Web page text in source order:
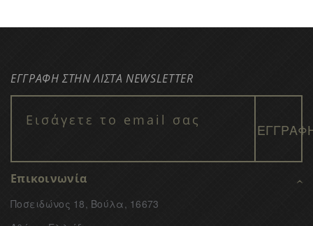
ΕΓΓΡΑΦΗ ΣΤΗΝ ΛΙΣΤΑ NEWSLETTER
Επικοινωνία
Ποσειδώνος 18, Βούλα, 16673